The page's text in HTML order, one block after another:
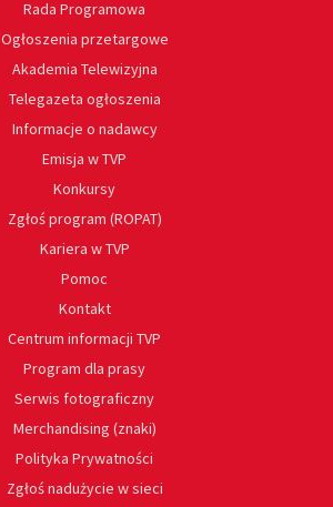
Rada Programowa
Ogłoszenia przetargowe
Akademia Telewizyjna
Telegazeta ogłoszenia
Informacje o nadawcy
Emisja w TVP
Konkursy
Zgłoś program (ROPAT)
Kariera w TVP
Pomoc
Kontakt
Centrum informacji TVP
Program dla prasy
Serwis fotograficzny
Merchandising (znaki)
Polityka Prywatności
Zgłoś nadużycie w sieci